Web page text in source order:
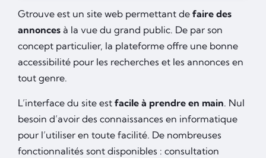
Gtrouve est un site web permettant de faire des
annonces à la vue du grand public. De par son
concept particulier, la plateforme offre une bonne
accessibilité pour les recherches et les annonces en
tout genre.
L’interface du site est facile à prendre en main. Nul
besoin d’avoir des connaissances en informatique
pour l’utiliser en toute facilité. De nombreuses
fonctionnalités sont disponibles : consultation